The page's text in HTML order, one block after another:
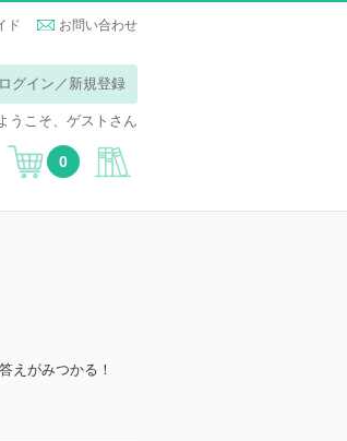
ド お問い合わせ
ログイン／新規登録
うこそ、ゲストさん
0
えがみつかる！